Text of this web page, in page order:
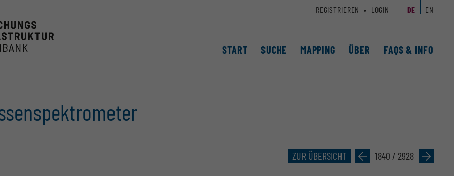
START SUCHE MAPPING ÜBER FAQS & INFO
REGISTRIEREN LOGIN DE EN
ZUR ÜBERSICHT » 1840 / 2928 »